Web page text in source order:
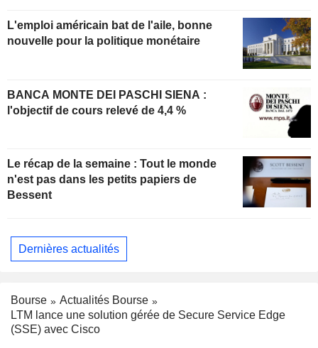
L'emploi américain bat de l'aile, bonne
nouvelle pour la politique monétaire
BANCA MONTE DEI PASCHI SIENA :
l'objectif de cours relevé de 4,4 %
Le récap de la semaine : Tout le monde
n'est pas dans les petits papiers de
Bessent
Dernières actualités
Bourse
Actualités Bourse
LTM lance une solution gérée de Secure Service Edge
(SSE) avec Cisco